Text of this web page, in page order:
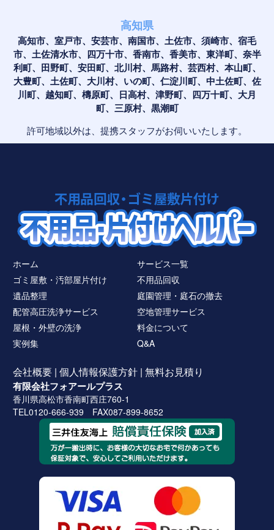
高知県
高知市、室戸市、安芸市、南国市、土佐市、須崎市、宿毛
市、土佐清水市、四万十市、香南市、香美市、東洋町、奈半
利町、田野町、安田町、北川村、馬路村、芸西村、本山町、
大豊町、土佐町、大川村、いの町、仁淀川町、中土佐町、佐
川町、越知町、檮原町、日高村、津野町、四万十町、大月
町、三原村、黒潮町
許可地域以外は、提携スタッフがお伺いいたします。
ホーム
サービス一覧
ゴミ屋敷・汚部屋片付け
不用品回収
遺品整理
庭園管理・庭石の撤去
配管高圧洗浄サービス
空地管理サービス
屋根・外壁の洗浄
料金について
実例集
Q&A
会社概要| 個人情報保護方針| 無料お見積り
有限会社フォアールプラス
香川県高松市香南町西庄760-1
TEL0120-666-939 FAX087-899-8652